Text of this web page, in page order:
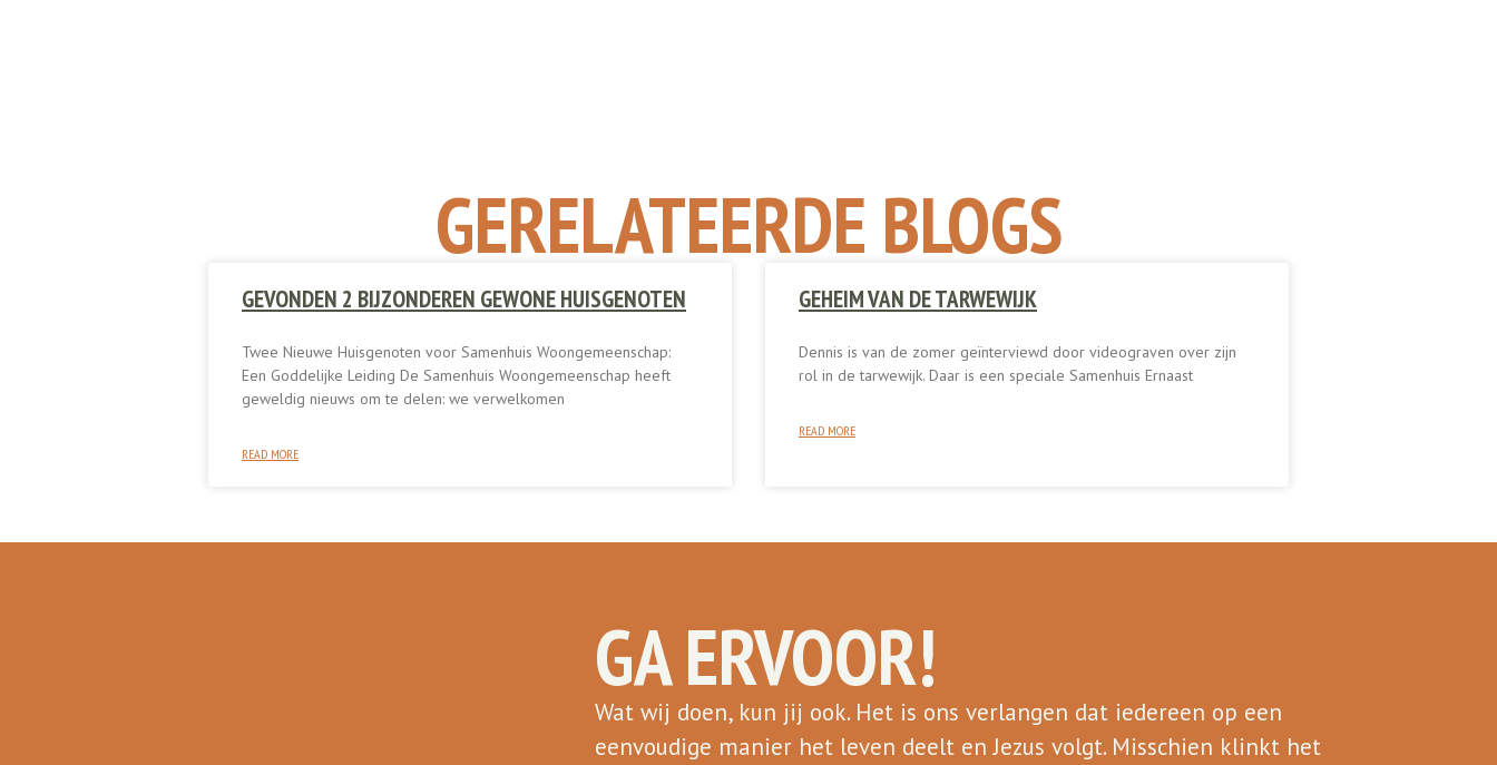
GERELATEERDE BLOGS
GEVONDEN 2 BIJZONDEREN GEWONE HUISGENOTEN
Twee Nieuwe Huisgenoten voor Samenhuis Woongemeenschap:
Een Goddelijke Leiding De Samenhuis Woongemeenschap heeft
geweldig nieuws om te delen: we verwelkomen
READ MORE
GEHEIM VAN DE TARWEWIJK
Dennis is van de zomer geïnterviewd door videograven over zijn
rol in de tarwewijk. Daar is een speciale Samenhuis Ernaast
READ MORE
GA ERVOOR!
Wat wij doen, kun jij ook. Het is ons verlangen dat iedereen op een
eenvoudige manier het leven deelt en Jezus volgt. Misschien klinkt het